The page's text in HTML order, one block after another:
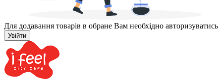
Для додавання товарів в обране Вам необхідно авторизуватись
Увійти